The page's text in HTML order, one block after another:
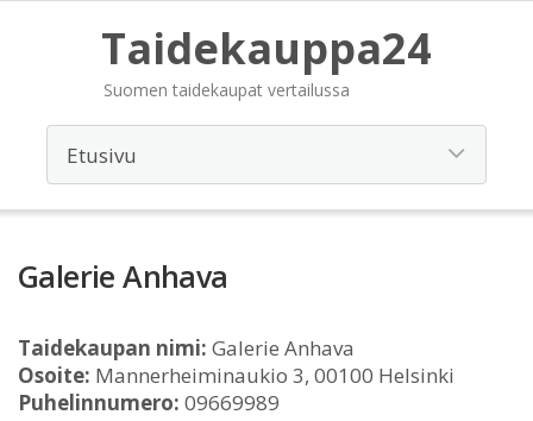
Taidekauppa24
Suomen taidekaupat vertailussa
Galerie Anhava
Taidekaupan nimi: Galerie Anhava
Osoite: Mannerheiminaukio 3, 00100 Helsinki
Puhelinnumero: 09669989